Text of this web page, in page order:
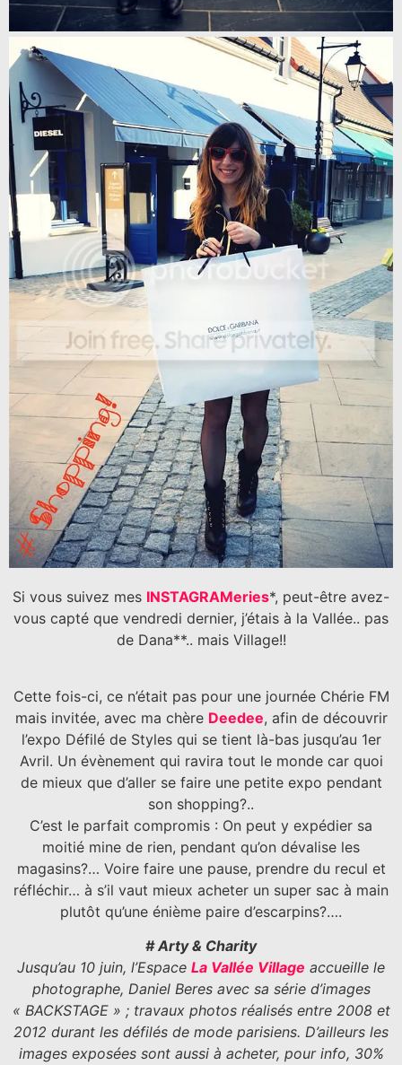
Si vous suivez mes INSTAGRAMeries*, peut-être avez-
vous capté que vendredi dernier, j’étais à la Vallée.. pas
de Dana**.. mais Village!!
Cette fois-ci, ce n’était pas pour une journée Chérie FM
mais invitée, avec ma chère Deedee, afin de découvrir
l’expo Défilé de Styles qui se tient là-bas jusqu’au 1er
Avril. Un évènement qui ravira tout le monde car quoi
de mieux que d’aller se faire une petite expo pendant
son shopping?..
C’est le parfait compromis : On peut y expédier sa
moitié mine de rien, pendant qu’on dévalise les
magasins?… Voire faire une pause, prendre du recul et
réfléchir… à s’il vaut mieux acheter un super sac à main
plutôt qu’une énième paire d’escarpins?….
# Arty & Charity
Jusqu’au 10 juin, l’Espace La Vallée Village accueille le
photographe, Daniel Beres avec sa série d’images
« BACKSTAGE » ; travaux photos réalisés entre 2008 et
2012 durant les défilés de mode parisiens. D’ailleurs les
images exposées sont aussi à acheter, pour info, 30%